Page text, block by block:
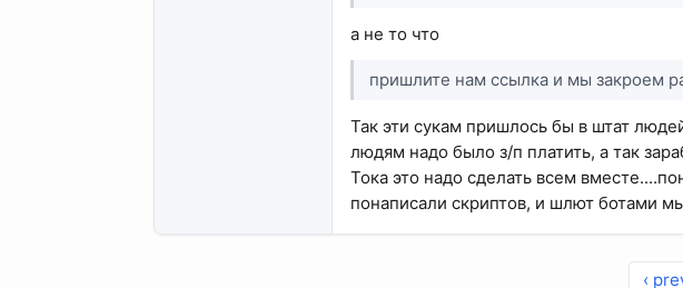
а не то что
пришлите нам ссылка и мы закроем
Так эти сукам пришлось бы в штат
людям надо было з/п платить, а так
Тока это надо сделать всем
понаписали скриптов, и шлют ботами
‹